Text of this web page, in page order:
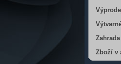
Zahrada
Zboží v